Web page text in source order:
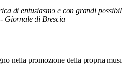
di entusiasmo e con grandi
Giornale di Brescia
nella promozione della propria